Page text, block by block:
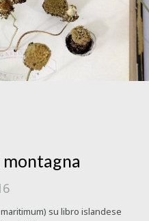
montagna
su libro islandese